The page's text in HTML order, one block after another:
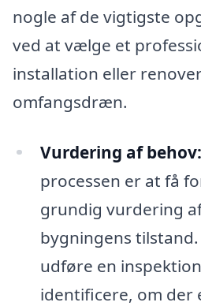
nogle af de vigtigste
ved at vælge et
installation eller
omfangsdræn.
Vurdering af behov:
processen er at få
grundig vurdering
bygningens
udføre en
identificere, om der